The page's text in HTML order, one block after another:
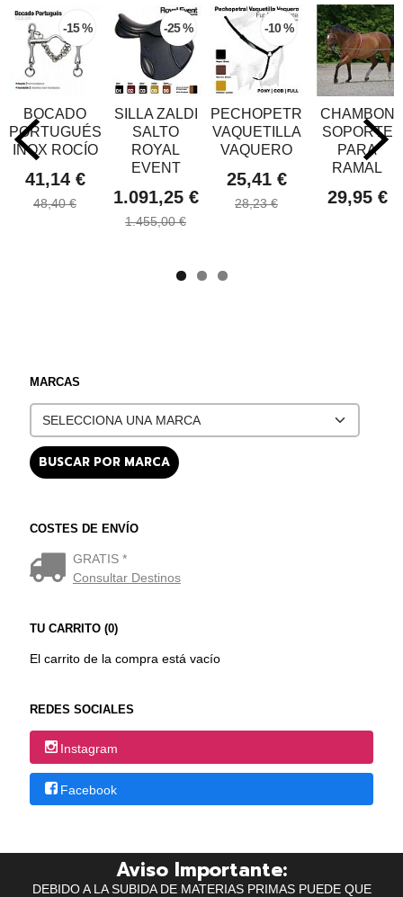
MARCAS
COSTES DE ENVÍO
GRATIS *
Consultar Destinos
TU CARRITO (0)
El carrito de la compra está vacío
REDES SOCIALES
Instagram
Facebook
-15 %
BOCADO
PORTUGUÉS
INOX ROCÍO
41,14 €
48,40 €
-25 %
SILLA ZALDI
SALTO
ROYAL
EVENT
1.091,25 €
1.455,00 €
-10 %
PECHOPETRAL
VAQUETILLA
VAQUERO
25,41 €
28,23 €
CHAMBON
SOPORTE
PARA
RAMAL
29,95 €
Aviso Importante:
DEBIDO A LA SUBIDA DE MATERIAS PRIMAS PUEDE QUE